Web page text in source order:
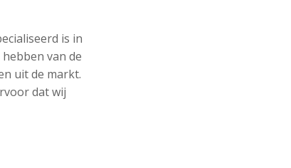
is in
van de
uit de markt.
dat wij